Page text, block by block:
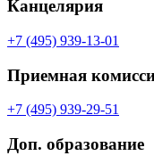
Канцелярия
+7 (495) 939-13-01
Приемная
+7 (495) 939-29-51
Доп. образование